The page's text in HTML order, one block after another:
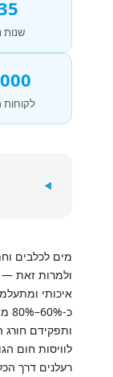
שנות
לקוחות
מים לכלבים
ולמרות זאת —
איכותי
ותפקידם חורג
לוויסות חום
רעלנים דרך